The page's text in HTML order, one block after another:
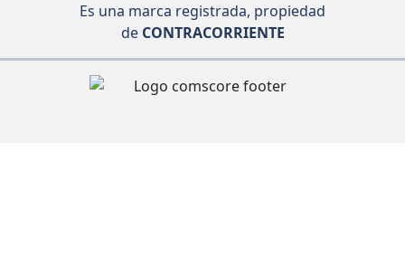
Es una marca registrada, propiedad
deCONTRACORRIENTE